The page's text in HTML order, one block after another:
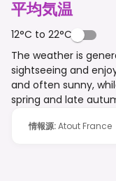
平均気温
12°C to 22°C
The weather is
sightseeing and
and often sunny,
spring and late
情報源:Atout France